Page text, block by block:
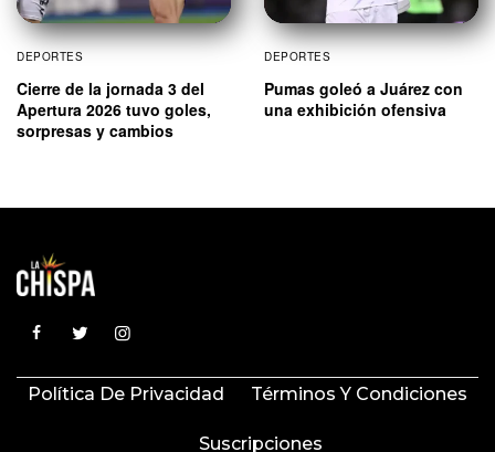
DEPORTES
Cierre de la jornada 3 del
Apertura 2026 tuvo goles,
sorpresas y cambios
DEPORTES
Pumas goleó a Juárez con
una exhibición ofensiva
Política De Privacidad Términos Y Condiciones
Suscripciones